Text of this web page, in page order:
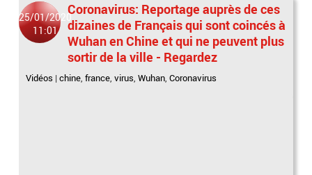
25/01/2020
11:01
Coronavirus: Reportage auprès de ces
dizaines de Français qui sont coincés à
Wuhan en Chine et qui ne peuvent plus
sortir de la ville - Regardez
Vidéos |chine,france,virus,Wuhan,Coronavirus